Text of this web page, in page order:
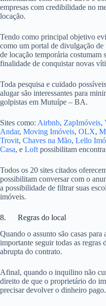
empresas com credibilidade no
locação.
Tendo como principal objetivo
como um portal de divulgação
de locação temporária costumam
finalidade de conquistar novas
Toda pesquisa e cuidado
alugar são interessantes para
golpistas em Mutuípe – BA.
Sites como: Airbnb, ZapImóveis,
Andar, Moving Imóveis, OLX,
Trovit, Chaves na Mão, Lello
Casa, e Loft possibilitam
Todos os 20 sites citados
possibilitam conversar com o
a possibilidade de filtrar suas
imóveis.
8. Regras do local
Quando o assunto são casas
importante seguir todas as
abrupta do contrato.
Afinal, quando o inquilino não
direito de que o proprietário do
precisar devolver o dinheiro pago.